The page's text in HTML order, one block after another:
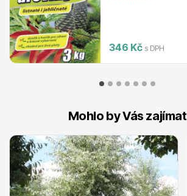
Okrasné keře
Plazivé rostliny
346 Kč s DPH
Mohlo by Vás zajímat